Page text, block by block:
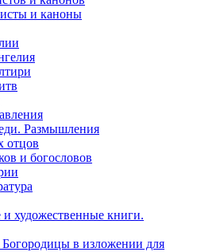
и каноны
Размышления
отцов
и богословов
и художественные книги.
в изложении для